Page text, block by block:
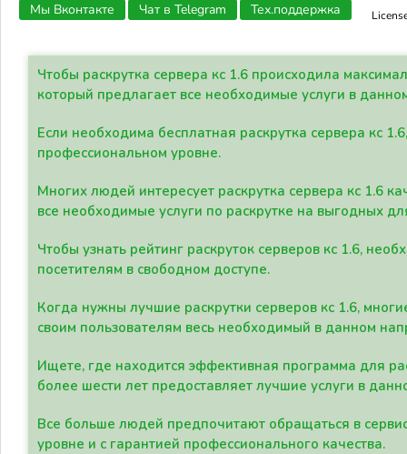
Мы Вконтакте Чат в Telegram Тех.поддержка
Чтобы раскрутка сервера кс 1.6 происходила
который предлагает все необходимые услуги в
Если необходима бесплатная раскрутка сервера кс
профессиональном уровне.
Многих людей интересует раскрутка сервера кс 1.6
все необходимые услуги по раскрутке на выгодных
Чтобы узнать рейтинг раскруток серверов кс 1.6,
посетителям в свободном доступе.
Когда нужны лучшие раскрутки серверов кс 1.6,
своим пользователям весь необходимый в данном
Ищете, где находится эффективная программа для
более шести лет предоставляет лучшие услуги в
Все больше людей предпочитают обращаться в
уровне и с гарантией профессионального качества.